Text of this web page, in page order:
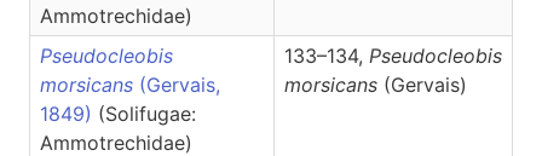
Ammotrechidae)
Pseudocleobis
morsicans (Gervais,
1849) (Solifugae:
Ammotrechidae)
133–134, Pseudocleobis
morsicans (Gervais)